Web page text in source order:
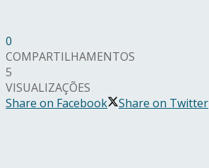
0
COMPARTILHAMENTOS
5
VISUALIZAÇÕES
Share on Facebook
Share on Twitter